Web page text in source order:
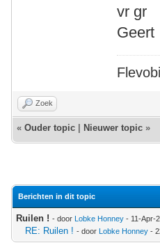
vr gr
Geert
Zoek
« Ouder topic Nieuwer topic »
Berichten in dit topic
Ruilen ! - door Lobke Honney - 11-Apr-
RE: Ruilen ! - door Lobke Honney -